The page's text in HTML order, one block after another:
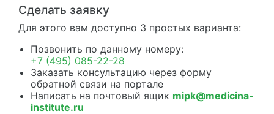
Сделать заявку
Для этого вам доступно 3 простых варианта:
Позвонить по данному номеру:
+7 (495) 085-22-28
Заказать консультацию через форму
обратной связи на портале
Написать на почтовый ящик mipk@medicina-
institute.ru